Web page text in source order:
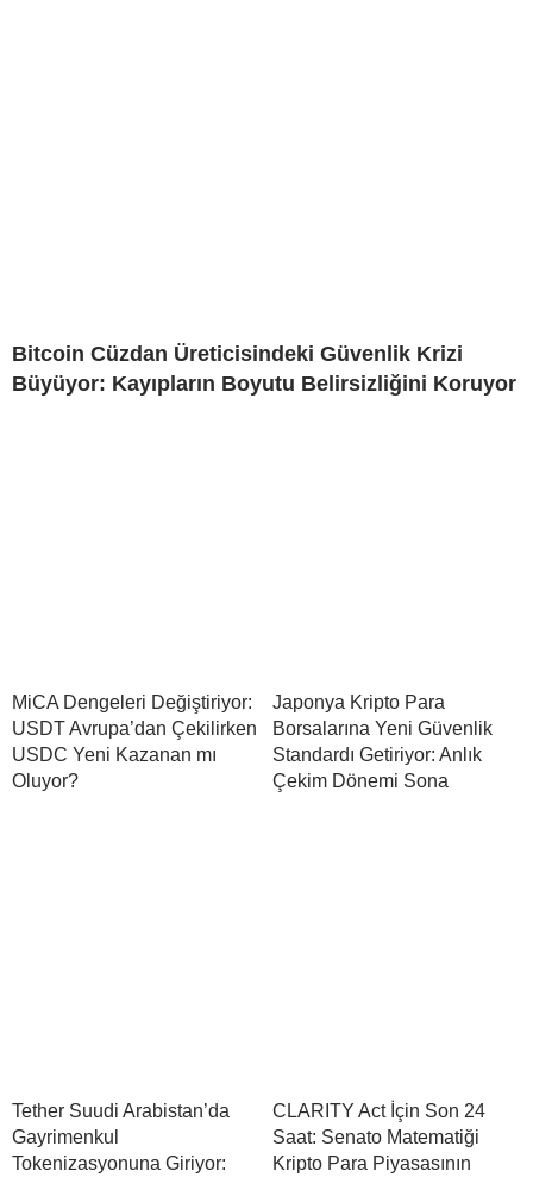
Bitcoin Cüzdan Üreticisindeki Güvenlik Krizi
Büyüyor: Kayıpların Boyutu Belirsizliğini Koruyor
MiCA Dengeleri Değiştiriyor:
USDT Avrupa’dan Çekilirken
USDC Yeni Kazanan mı
Oluyor?
Japonya Kripto Para
Borsalarına Yeni Güvenlik
Standardı Getiriyor: Anlık
Çekim Dönemi Sona
Tether Suudi Arabistan’da
Gayrimenkul
Tokenizasyonuna Giriyor:
CLARITY Act İçin Son 24
Saat: Senato Matematiği
Kripto Para Piyasasının